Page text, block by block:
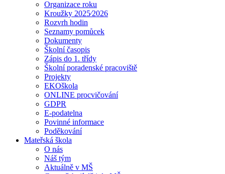
Organizace roku
Kroužky 2025⁄2026
Rozvrh hodin
Seznamy pomůcek
Dokumenty
Školní časopis
Zápis do 1. třídy
Školní poradenské pracoviště
Projekty
EKOškola
ONLINE procvičování
GDPR
E-podatelna
Povinné informace
Poděkování
Mateřská škola
O nás
Náš tým
Aktuálně v MŠ